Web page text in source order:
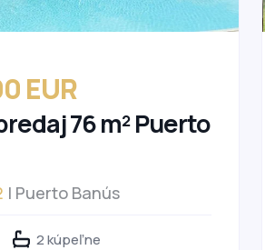
EUR
76 m² Puerto
| Puerto Banús
2 kúpeľne